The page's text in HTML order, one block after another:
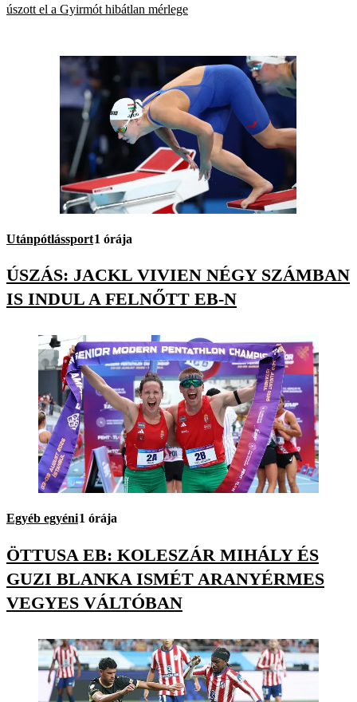
úszott el a Gyirmót hibátlan mérlege
Utánpótlássport1 órája
ÚSZÁS: JACKL VIVIEN NÉGY SZÁMBAN
IS INDUL A FELNŐTT EB-N
Egyéb egyéni1 órája
ÖTTUSA EB: KOLESZÁR MIHÁLY ÉS
GUZI BLANKA ISMÉT ARANYÉRMES
VEGYES VÁLTÓBAN